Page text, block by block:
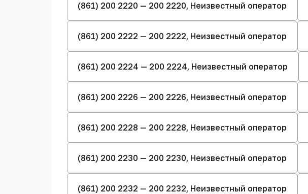
(861) 200 2220 — 200 2220, Неизвестный оператор
(861) 200 2222 — 200 2222, Неизвестный оператор
(861) 200 2224 — 200 2224, Неизвестный оператор
(861) 200 2226 — 200 2226, Неизвестный оператор
(861) 200 2228 — 200 2228, Неизвестный оператор
(861) 200 2230 — 200 2230, Неизвестный оператор
(861) 200 2232 — 200 2232, Неизвестный оператор